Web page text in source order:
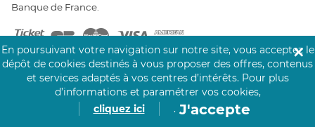
Banque de France.
NOS PARTENAIRES
En poursuivant votre navigation sur notre site, vous acceptez le
dépôt de cookies destinés à vous proposer des offres, contenus
et services adaptés à vos centres d’intérêts. Pour plus
d’informations et paramétrer vos cookies,
cliquez ici
. J'accepte
✕